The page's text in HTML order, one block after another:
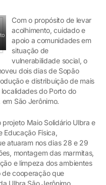
Com o propósito de levar
acolhimento, cuidado e
apoio a comunidades em
situação de
vulnerabilidade social, o
dois dias de Sopão
e distribuição de mais
do Porto do
São Jerônimo.
Maio Solidário Ulbra e
Educação Física,
atuaram nos dias 28 e 29
montagem das marmitas,
e limpeza dos ambientes
de cooperação que
Ulbra São Jerônimo.